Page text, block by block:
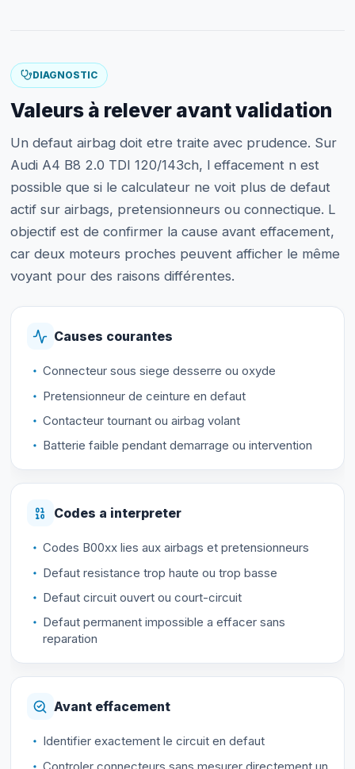
DIAGNOSTIC
Valeurs à relever avant validation
Un defaut airbag doit etre traite avec prudence. Sur
Audi A4 B8 2.0 TDI 120/143ch, l effacement n est
possible que si le calculateur ne voit plus de defaut
actif sur airbags, pretensionneurs ou connectique. L
objectif est de confirmer la cause avant effacement,
car deux moteurs proches peuvent afficher le même
voyant pour des raisons différentes.
Causes courantes
Connecteur sous siege desserre ou oxyde
Pretensionneur de ceinture en defaut
Contacteur tournant ou airbag volant
Batterie faible pendant demarrage ou intervention
Codes a interpreter
Codes B00xx lies aux airbags et pretensionneurs
Defaut resistance trop haute ou trop basse
Defaut circuit ouvert ou court-circuit
Defaut permanent impossible a effacer sans
reparation
Avant effacement
Identifier exactement le circuit en defaut